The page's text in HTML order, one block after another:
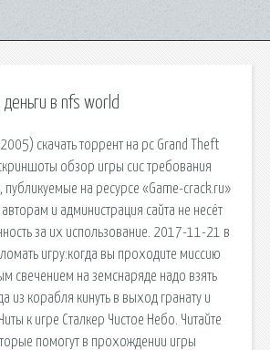
деньги в nfs world
скачать торрент на pc Grand Theft
обзор игры сис требования
на ресурсе «Game-crack.ru»
и администрация сайта не несёт
за их использование. 2017-11-21 в
игру:когда вы проходите миссию
свечением на земснаряде надо взять
из корабля кинуть в выход гранату и
к игре Сталкер Чистое Небо. Читайте
помогут в прохождении игры